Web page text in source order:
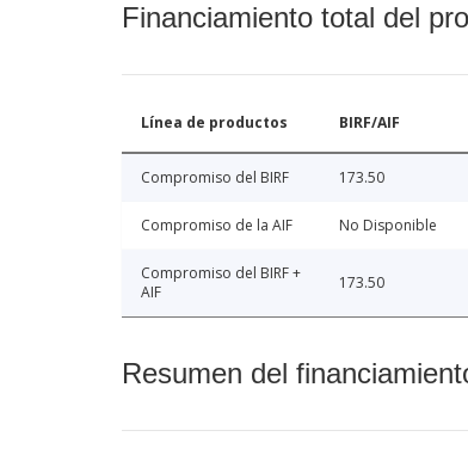
Financiamiento total del
Línea de productos BIRF/AIF
Compromiso del BIRF 173.50
Compromiso de la AIF No Disponible
Compromiso del BIRF +
AIF
173.50
Resumen del